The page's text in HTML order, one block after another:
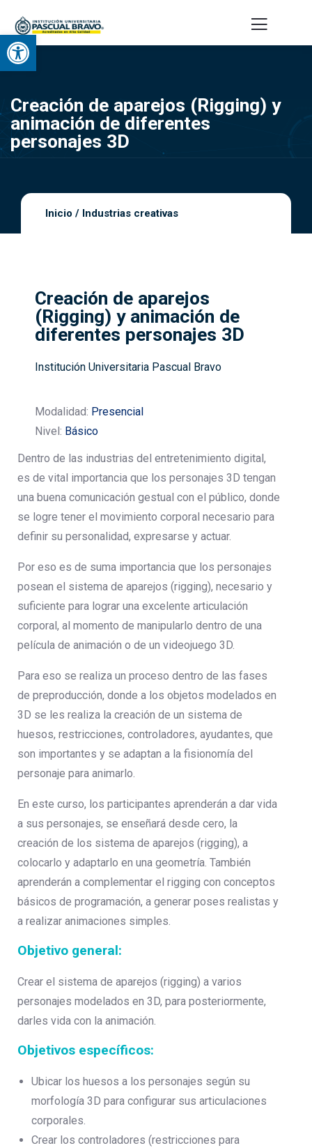
Abrir barra de herramientas
Creación de aparejos (Rigging) y
animación de diferentes
personajes 3D
Inicio / Industrias creativas
Creación de aparejos
(Rigging) y animación de
diferentes personajes 3D
Institución Universitaria Pascual Bravo
Modalidad: Presencial
Nivel: Básico
Dentro de las industrias del entretenimiento digital,
es de vital importancia que los personajes 3D tengan
una buena comunicación gestual con el público, donde
se logre tener el movimiento corporal necesario para
definir su personalidad, expresarse y actuar.
Por eso es de suma importancia que los personajes
posean el sistema de aparejos (rigging), necesario y
suficiente para lograr una excelente articulación
corporal, al momento de manipularlo dentro de una
película de animación o de un videojuego 3D.
Para eso se realiza un proceso dentro de las fases
de preproducción, donde a los objetos modelados en
3D se les realiza la creación de un sistema de
huesos, restricciones, controladores, ayudantes, que
son importantes y se adaptan a la fisionomía del
personaje para animarlo.
En este curso, los participantes aprenderán a dar vida
a sus personajes, se enseñará desde cero, la
creación de los sistema de aparejos (rigging), a
colocarlo y adaptarlo en una geometría. También
aprenderán a complementar el rigging con conceptos
básicos de programación, a generar poses realistas y
a realizar animaciones simples.
Objetivo general:
Crear el sistema de aparejos (rigging) a varios
personajes modelados en 3D, para posteriormente,
darles vida con la animación.
Objetivos específicos:
Ubicar los huesos a los personajes según su
morfología 3D para configurar sus articulaciones
corporales.
Crear los controladores (restricciones para